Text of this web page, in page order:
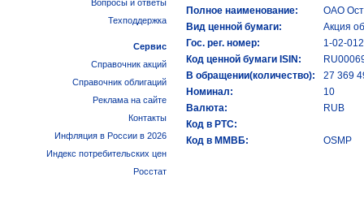
Полное наименование:
ОАО
Вид ценной бумаги:
Акция
Гос. рег. номер:
1-02-
Код ценной бумаги ISIN:
В обращении(количество):
27 369
Номинал:
10
Валюта:
RUB
Код в РТС:
Код в ММВБ:
OSMP
Вопросы и ответы
Техподдержка
Сервис
Справочник акций
Справочник облигаций
Реклама на сайте
Контакты
Инфляция в России в 2026
Индекс потребительских цен
Росстат